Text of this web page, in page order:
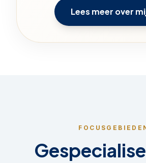
Lees meer over